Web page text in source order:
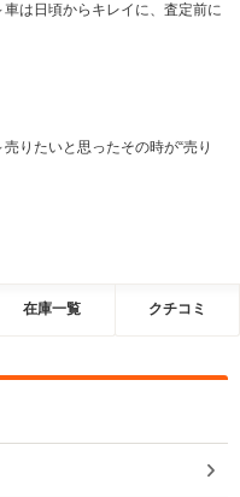
は日頃からキレイに、査定前に
りたいと思ったその時が“売り
在庫一覧 クチコミ